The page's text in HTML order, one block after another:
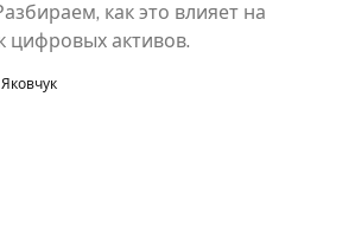
как это влияет на
цифровых активов.